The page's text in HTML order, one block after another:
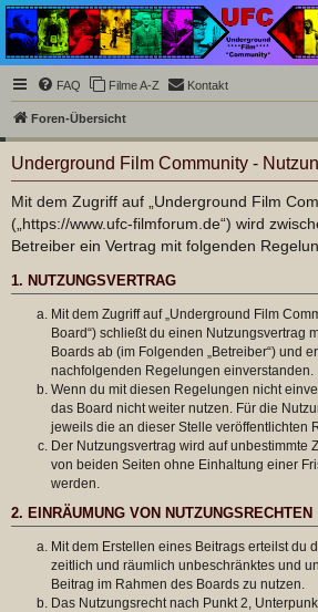
Underground Film
Community
Die Underground Film Community ist ein
für Cineasten und Filmsüchtige jenseits des Mainstreams.
FAQ Filme A-Z Kontakt
Foren-Übersicht
Underground Film Community -
Mit dem Zugriff auf „Underground Film
(„https://www.ufc-filmforum.de“) wird
Betreiber ein Vertrag mit folgenden
1. NUTZUNGSVERTRAG
Mit dem Zugriff auf „Underground Film
Board“) schließt du einen Nutzungsvertrag
Boards ab (im Folgenden „Betreiber“) und
nachfolgenden Regelungen einverstanden.
Wenn du mit diesen Regelungen nicht
das Board nicht weiter nutzen. Für die
jeweils die an dieser Stelle veröffentlichten
Der Nutzungsvertrag wird auf unbestimmte
von beiden Seiten ohne Einhaltung einer
werden.
2. EINRÄUMUNG VON NUTZUNGSRECHTEN
Mit dem Erstellen eines Beitrags erteilst du
zeitlich und räumlich unbeschränktes und
Beitrag im Rahmen des Boards zu nutzen.
Das Nutzungsrecht nach Punkt 2,